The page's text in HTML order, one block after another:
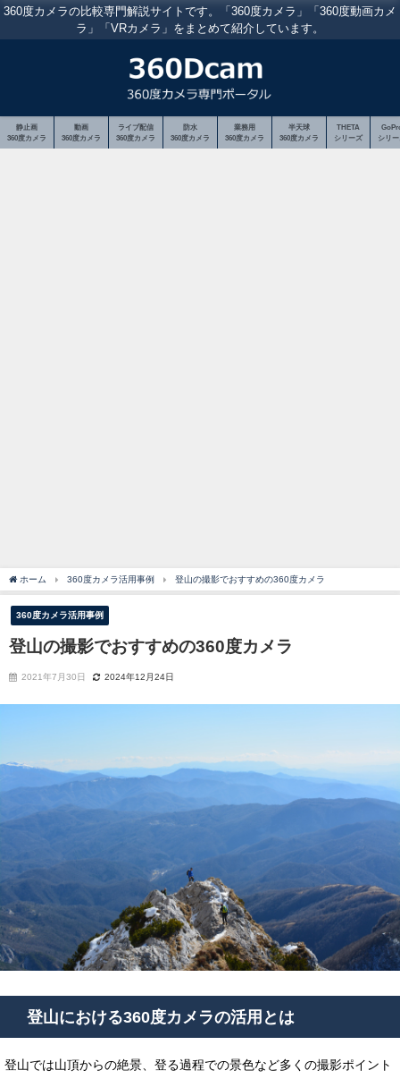
360度カメラの比較専門解説サイトです。「360度カメラ」「360度動画カメ
ラ」「VRカメラ」をまとめて紹介しています。
静止画
360度カメラ
動画
360度カメラ
ライブ配信
360度カメラ
防水
360度カメラ
業務用
360度カメラ
半天球
360度カメラ
THETA
シリーズ シリー
ホーム 360度カメラ活用事例 登山の撮影でおすすめの360度カメラ
360度カメラ活用事例
登山の撮影でおすすめの360度カメラ
2021年7月30日 2024年12月24日
登山における360度カメラの活用とは
登山では山頂からの絶景、登る過程での景色など多くの撮影ポイント